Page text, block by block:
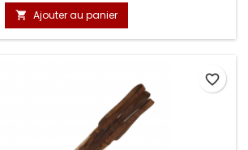
 Ajouter au panier
favorite_border